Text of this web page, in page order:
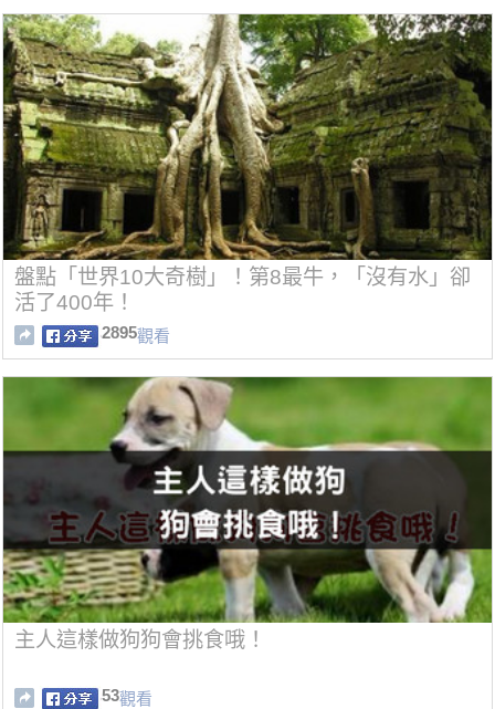
盤點「世界10大奇樹」！第8最牛，「沒有水」卻
活了400年！
2895觀看
主人這樣做狗狗會挑食哦！
53觀看